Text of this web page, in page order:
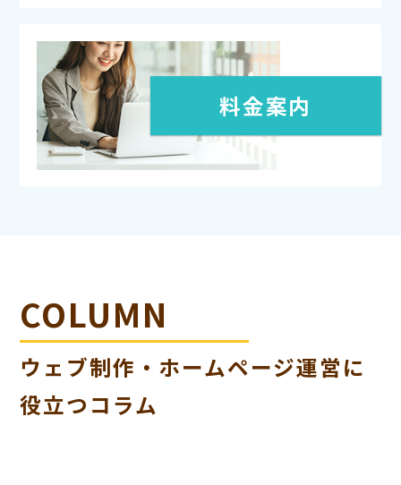
料金案内
COLUMN
ウェブ制作・ホームページ運営に
役立つコラム